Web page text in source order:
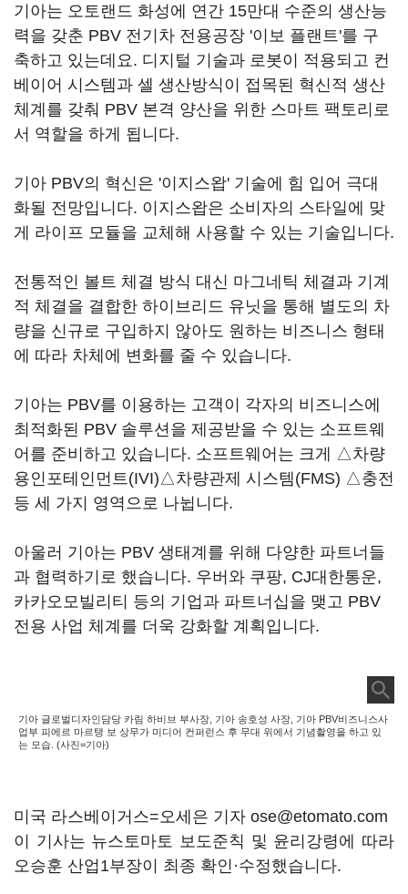
기아는 오토랜드 화성에 연간 15만대 수준의 생산능
력을 갖춘 PBV 전기차 전용공장 '이보 플랜트'를 구
축하고 있는데요. 디지털 기술과 로봇이 적용되고 컨
베이어 시스템과 셀 생산방식이 접목된 혁신적 생산
체계를 갖춰 PBV 본격 양산을 위한 스마트 팩토리로
서 역할을 하게 됩니다.
기아 PBV의 혁신은 '이지스왑' 기술에 힘 입어 극대
화될 전망입니다. 이지스왑은 소비자의 스타일에 맞
게 라이프 모듈을 교체해 사용할 수 있는 기술입니다.
전통적인 볼트 체결 방식 대신 마그네틱 체결과 기계
적 체결을 결합한 하이브리드 유닛을 통해 별도의 차
량을 신규로 구입하지 않아도 원하는 비즈니스 형태
에 따라 차체에 변화를 줄 수 있습니다.
기아는 PBV를 이용하는 고객이 각자의 비즈니스에
최적화된 PBV 솔루션을 제공받을 수 있는 소프트웨
어를 준비하고 있습니다. 소프트웨어는 크게 △차량
용인포테인먼트(IVI)△차량관제 시스템(FMS) △충전
등 세 가지 영역으로 나뉩니다.
아울러 기아는 PBV 생태계를 위해 다양한 파트너들
과 협력하기로 했습니다. 우버와 쿠팡, CJ대한통운,
카카오모빌리티 등의 기업과 파트너십을 맺고 PBV
전용 사업 체계를 더욱 강화할 계획입니다.
기아 글로벌디자인담당 카림 하비브 부사장, 기아 송호성 사장, 기아 PBV비즈니스사
업부 피에르 마르탱 보 상무가 미디어 컨퍼런스 후 무대 위에서 기념촬영을 하고 있
는 모습. (사진=기아)
미국 라스베이거스=오세은 기자 ose@etomato.com
이 기사는 뉴스토마토 보도준칙 및 윤리강령에 따라
오승훈 산업1부장이 최종 확인·수정했습니다.